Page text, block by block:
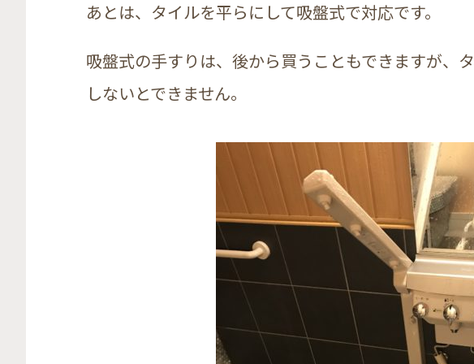
あとは、タイルを平らにして吸盤式で対応です。
吸盤式の手すりは、後から買うこともできますが、
しないとできません。